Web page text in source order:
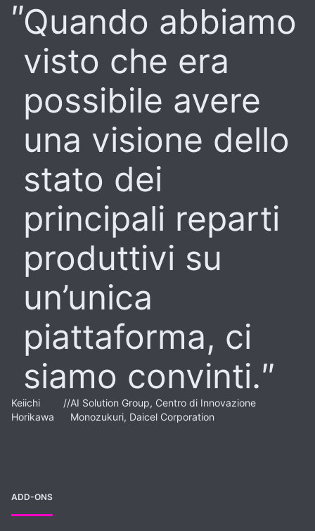
Quando abbiamo
visto che era
possibile avere
una visione dello
stato dei
principali reparti
produttivi su
un’unica
piattaforma, ci
siamo convinti.
Keiichi
Horikawa
//AI Solution Group, Centro di Innovazione
Monozukuri, Daicel Corporation
ADD-ONS